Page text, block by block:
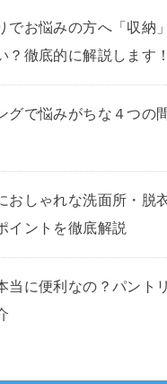
でお悩みの方へ「収納
？徹底的に解説します！
グで悩みがちな４つの
おしゃれな洗面所・脱
イントを徹底解説
当に便利なの？パント